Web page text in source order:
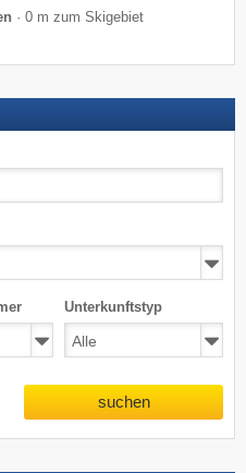
· 0 m zum Skigebiet
Unterkunftstyp
suchen